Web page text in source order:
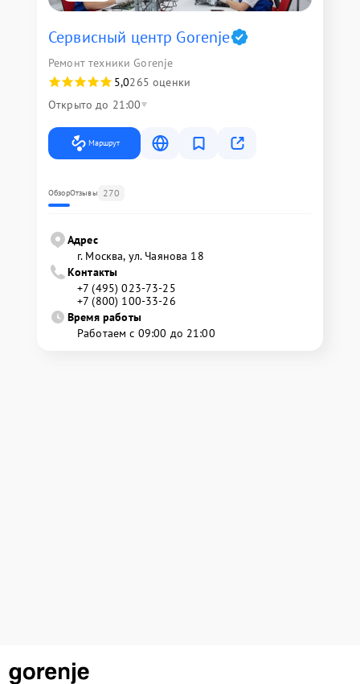
Сервисный центр Gorenje
Ремонт техники Gorenje
5,0265 оценки
Открыто до 21:00
Маршрут
ОбзорОтзывы 270
Адрес
г. Москва, ул. Чаянова 18
Контакты
+7 (495) 023-73-25
+7 (800) 100-33-26
Время работы
Работаем с 09:00 до 21:00